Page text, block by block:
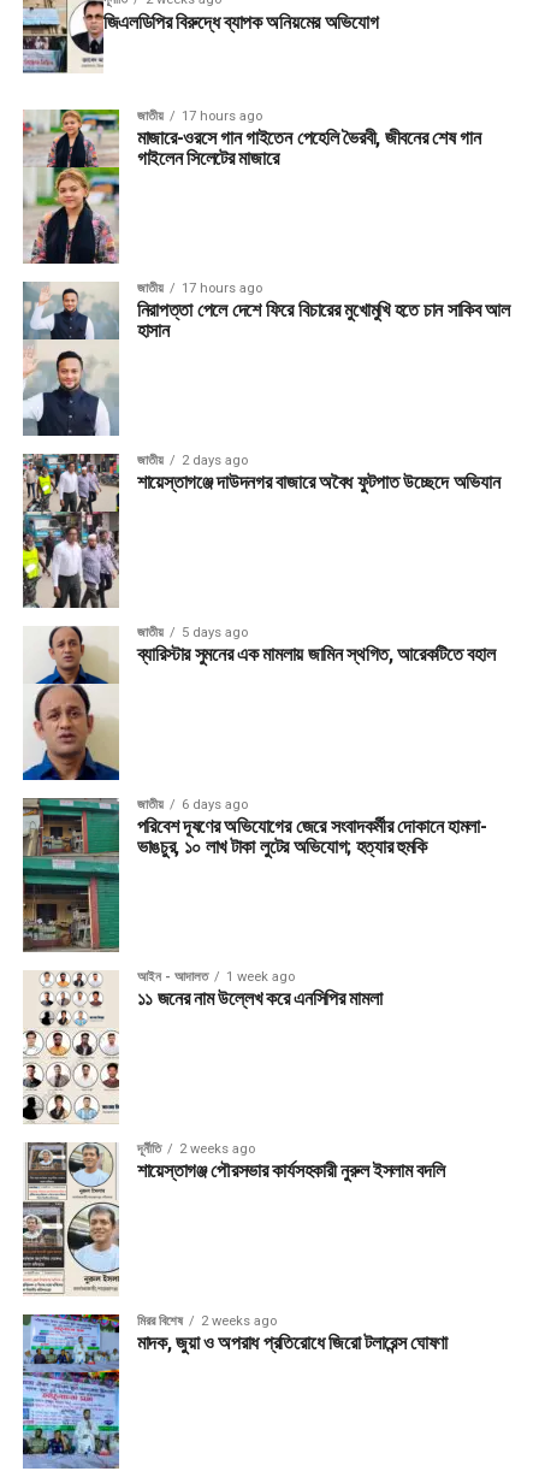
জিএলডিপির বিরুদ্ধে ব্যাপক অনিয়মের অভিযোগ
জাতীয় 17 hours ago
মাজারে-ওরসে গান গাইতেন পেহেলি ভৈরবী, জীবনের শেষ গান
গাইলেন সিলেটের মাজারে
জাতীয় 17 hours ago
নিরাপত্তা পেলে দেশে ফিরে বিচারের মুখোমুখি হতে চান সাকিব আল
হাসান
জাতীয় 2 days ago
শায়েস্তাগঞ্জে দাউদনগর বাজারে অবৈধ ফুটপাত উচ্ছেদে অভিযান
জাতীয় 5 days ago
ব্যারিস্টার সুমনের এক মামলায় জামিন স্থগিত, আরেকটিতে বহাল
জাতীয় 6 days ago
পরিবেশ দূষণের অভিযোগের জেরে সংবাদকর্মীর দোকানে হামলা-
ভাঙচুর, ১০ লাখ টাকা লুটের অভিযোগ; হত্যার হুমকি
আইন - আদালত 1 week ago
১১ জনের নাম উল্লেখ করে এনসিপির মামলা
দূর্নীতি 2 weeks ago
শায়েস্তাগঞ্জ পৌরসভার কার্যসহকারী নুরুল ইসলাম বদলি
মিরর বিশেষ 2 weeks ago
মাদক, জুয়া ও অপরাধ প্রতিরোধে জিরো টলারেন্স ঘোষণা